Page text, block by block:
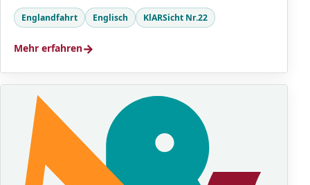
Englandfahrt Englisch KlARSicht Nr.22
Mehr erfahren→